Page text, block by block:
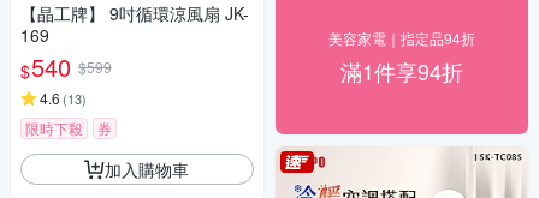
【晶工牌】 9吋循環涼風扇 JK-
169
$540 $599
4.6 (13)
限時下殺 券
加入購物車
美容家電｜指定品94折
滿1件享94折